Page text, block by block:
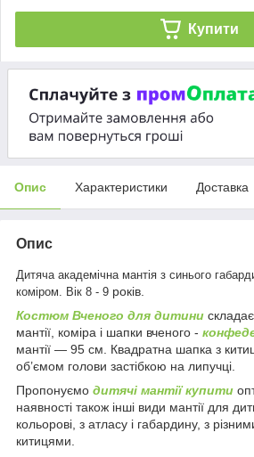
Купити
Опис Характеристики Доставка
Опис
Дитяча академічна мантія з синього
коміром. Вік 8 - 9 років.
Костюм Вченого для дитини
мантії, коміра і шапки вченого -
мантії ― 95 см. Квадратна шапка з
об’ємом голови застібкою на липучці.
Пропонуємо дитячі мантії купити
наявності також інші види мантії для
кольорові, з атласу і габардину, з
китицями.